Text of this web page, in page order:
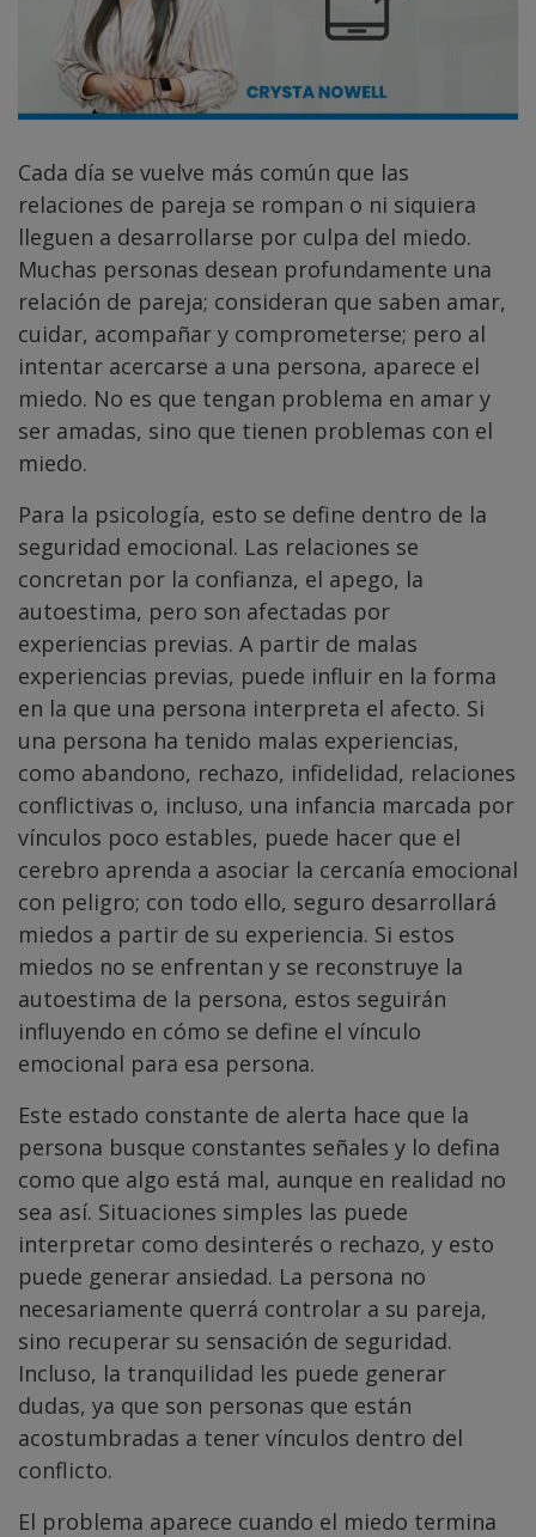
Cada día se vuelve más común que las
relaciones de pareja se rompan o ni siquiera
lleguen a desarrollarse por culpa del miedo.
Muchas personas desean profundamente una
relación de pareja; consideran que saben amar,
cuidar, acompañar y comprometerse; pero al
intentar acercarse a una persona, aparece el
miedo. No es que tengan problema en amar y
ser amadas, sino que tienen problemas con el
miedo.
Para la psicología, esto se define dentro de la
seguridad emocional. Las relaciones se
concretan por la confianza, el apego, la
autoestima, pero son afectadas por
experiencias previas. A partir de malas
experiencias previas, puede influir en la forma
en la que una persona interpreta el afecto. Si
una persona ha tenido malas experiencias,
como abandono, rechazo, infidelidad, relaciones
conflictivas o, incluso, una infancia marcada por
vínculos poco estables, puede hacer que el
cerebro aprenda a asociar la cercanía emocional
con peligro; con todo ello, seguro desarrollará
miedos a partir de su experiencia. Si estos
miedos no se enfrentan y se reconstruye la
autoestima de la persona, estos seguirán
influyendo en cómo se define el vínculo
emocional para esa persona.
Este estado constante de alerta hace que la
persona busque constantes señales y lo defina
como que algo está mal, aunque en realidad no
sea así. Situaciones simples las puede
interpretar como desinterés o rechazo, y esto
puede generar ansiedad. La persona no
necesariamente querrá controlar a su pareja,
sino recuperar su sensación de seguridad.
Incluso, la tranquilidad les puede generar
dudas, ya que son personas que están
acostumbradas a tener vínculos dentro del
conflicto.
El problema aparece cuando el miedo termina